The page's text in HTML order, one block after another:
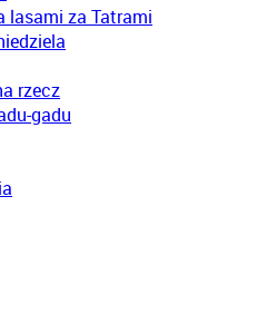
lasami za Tatrami
rzecz
gadu